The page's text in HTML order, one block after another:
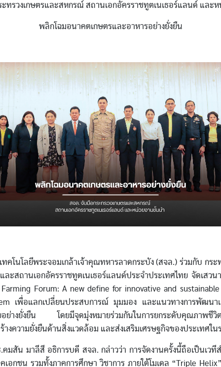
ทรวงเกษตรและสหกรณ์ สถานเอกอัครราชทูตเนเธอร์แลนด์ และ
พลิกโฉมอนาคตเกษตรและอาหารอย่างยั่งยืน
ลยีพระจอมเกล้าเจ้าคุณทหารลาดกระบัง (สจล.) ร่วมกับ กระท
ะสถานเอกอัครราชทูตเนเธอร์แลนด์ประจำประเทศไทย จัดเสวน
Forum: A new define for innovative and
เพื่อแลกเปลี่ยนประสบการณ์ มุมมอง และแนวทางการพัฒนาเ
อย่างยั่งยืน โดยมีจุดมุ่งหมายร่วมกันในการยกระดับคุณภาพชีวิต
างความยั่งยืนด้านสิ่งแวดล้อม และส่งเสริมเศรษฐกิจของประเทศใน
าลีสี อธิการบดี สจล. กล่าวว่า การจัดงานครั้งนี้ถือเป็นเวที
เอกชน รวมทั้งภาคการศึกษา วิชาการ ภายใต้โมเดล “Triple